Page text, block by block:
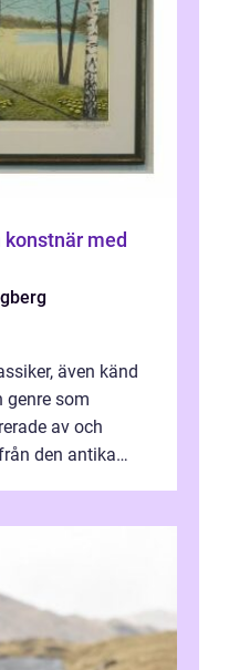
konstnär med
även känd
genre som
av och
den antika